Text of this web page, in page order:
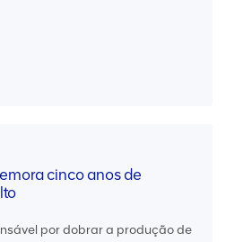
cinco anos de
por dobrar a produção de